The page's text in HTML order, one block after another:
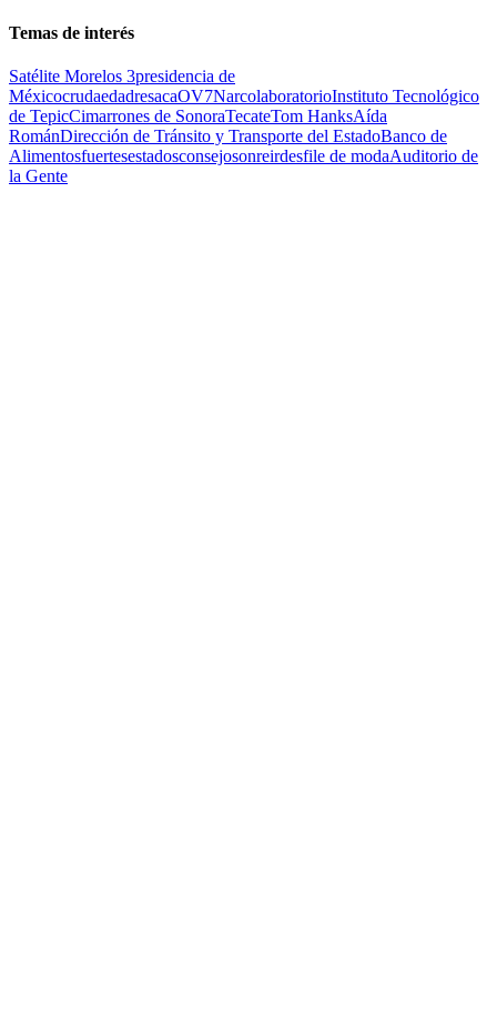
Temas de interés
Satélite Morelos 3presidencia de
MéxicocrudaedadresacaOV7NarcolaboratorioInstituto Tecnológico
de TepicCimarrones de SonoraTecateTom HanksAída
RománDirección de Tránsito y Transporte del EstadoBanco de
Alimentosfuertesestadosconsejosonreirdesfile de modaAuditorio de
la Gente